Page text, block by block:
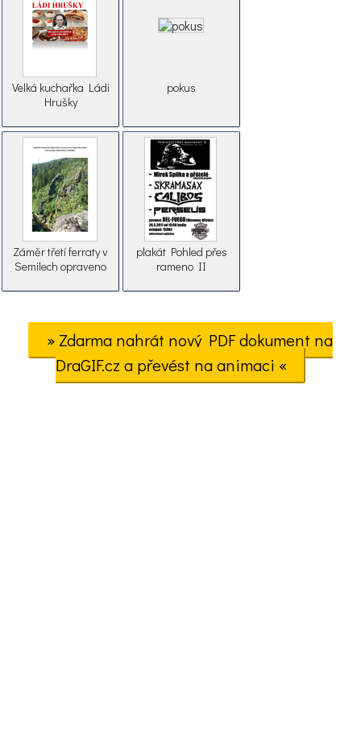
Velká kuchařka Ládi
Hrušky
pokus
Záměr třetí ferraty v
Semilech opraveno
plakát Pohled přes
rameno II
» Zdarma nahrát nový PDF dokument na
DraGIF.cz a převést na animaci «